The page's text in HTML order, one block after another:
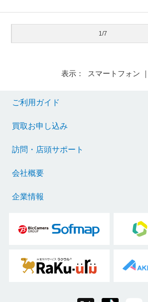
1/7
表示： スマートフォン ｜
ご利用ガイド
買取お申し込み
訪問・店頭サポート
会社概要
企業情報